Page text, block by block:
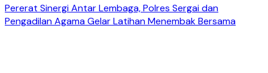
Pererat Sinergi Antar Lembaga, Polres Sergai dan
Pengadilan Agama Gelar Latihan Menembak Bersama